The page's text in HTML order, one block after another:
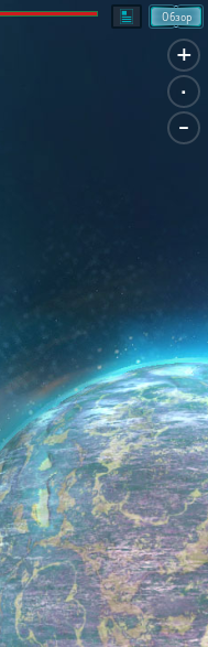
+
.
-
Обзор